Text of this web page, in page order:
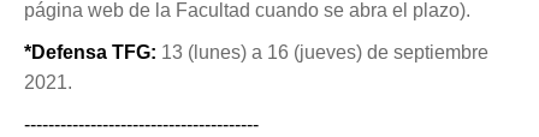
página web de la Facultad cuando se abra el plazo).
*Defensa TFG: 13 (lunes) a 16 (jueves) de septiembre
2021.
---------------------------------------